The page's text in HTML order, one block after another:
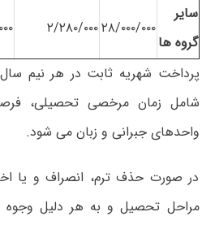
سایر
گروه ها
۲۸/۰۰۰/۰۰۰۲/۲۸۰/۰۰۰
پرداخت شهریه ثابت در هر نیم
شامل زمان مرخصی تحصیلی،
واحدهای جبرانی و زبان می شود.
در صورت حذف ترم، انصراف و یا
مراحل تحصیل و به هر دلیل وجوه